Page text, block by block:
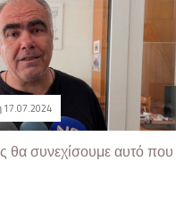
17.07.2024
θα συνεχίσουμε αυτό που